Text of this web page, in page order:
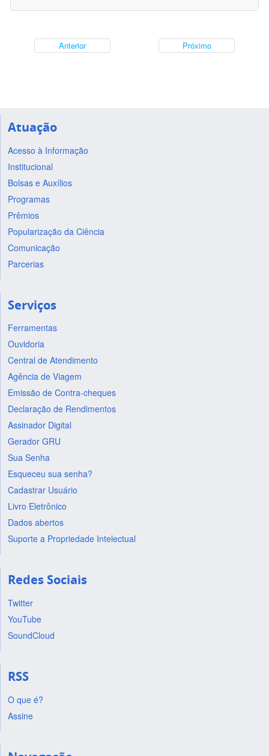
Anterior Próximo
Atuação
Acesso à Informação
Institucional
Bolsas e Auxílios
Programas
Prêmios
Popularização da Ciência
Comunicação
Parcerias
Serviços
Ferramentas
Ouvidoria
Central de Atendimento
Agência de Viagem
Emissão de Contra-cheques
Declaração de Rendimentos
Assinador Digital
Gerador GRU
Sua Senha
Esqueceu sua senha?
Cadastrar Usuário
Livro Eletrônico
Dados abertos
Suporte a Propriedade Intelectual
Redes Sociais
Twitter
YouTube
SoundCloud
RSS
O que é?
Assine